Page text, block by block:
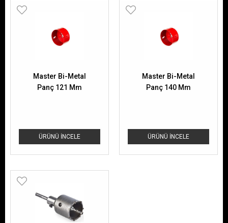
ÜRÜNÜ İNCELE
Master Bi-Metal
Panç 121 Mm
ÜRÜNÜ İNCELE
Master Bi-Metal
Panç 140 Mm